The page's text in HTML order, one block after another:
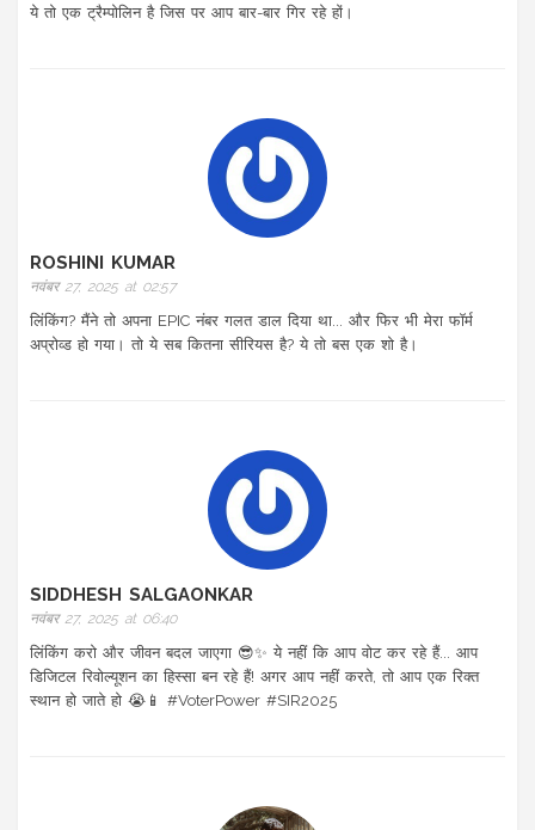
ये तो एक ट्रैम्पोलिन है जिस पर आप बार-बार गिर रहे हों।
ROSHINI KUMAR
नवंबर 27, 2025 at 02:57
लिंकिंग? मैंने तो अपना EPIC नंबर गलत डाल दिया था... और फिर भी मेरा फॉर्म
अप्रोव्ड हो गया। तो ये सब कितना सीरियस है? ये तो बस एक शो है।
SIDDHESH SALGAONKAR
नवंबर 27, 2025 at 06:40
लिंकिंग करो और जीवन बदल जाएगा 😎✨ ये नहीं कि आप वोट कर रहे हैं... आप
डिजिटल रिवोल्यूशन का हिस्सा बन रहे हैं! अगर आप नहीं करते, तो आप एक रिक्त
स्थान हो जाते हो 😭📱 #VoterPower #SIR2025